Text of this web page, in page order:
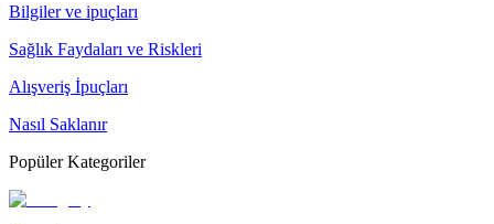
Bilgiler ve ipuçları
Sağlık Faydaları ve Riskleri
Alışveriş İpuçları
Nasıl Saklanır
Popüler Kategoriler